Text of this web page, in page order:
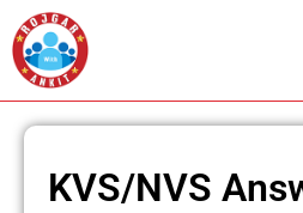
Skip
to
content
KVS/NVS